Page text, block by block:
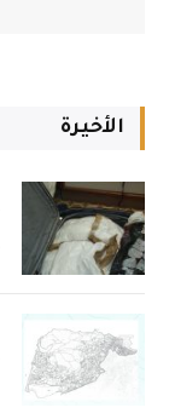
الأخيرة